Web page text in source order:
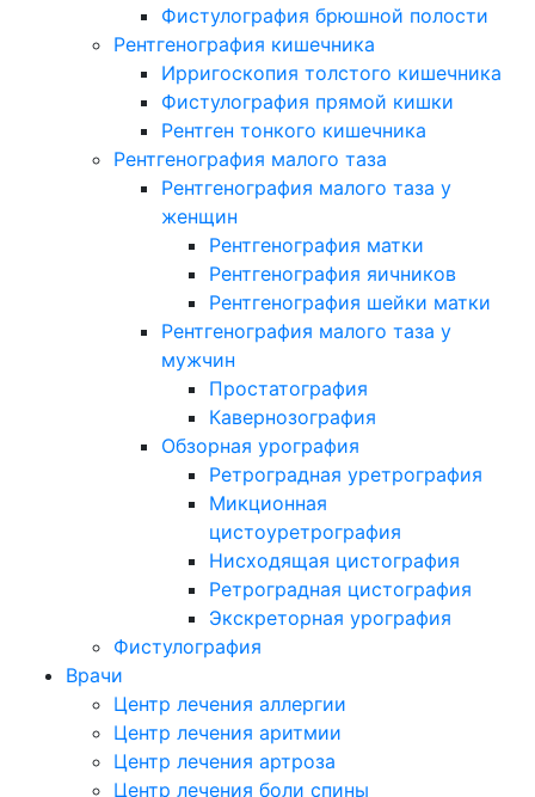
Фистулография брюшной полости
Рентгенография кишечника
Ирригоскопия толстого кишечника
Фистулография прямой кишки
Рентген тонкого кишечника
Рентгенография малого таза
Рентгенография малого таза у
женщин
Рентгенография матки
Рентгенография яичников
Рентгенография шейки матки
Рентгенография малого таза у
мужчин
Простатография
Кавернозография
Обзорная урография
Ретроградная уретрография
Микционная
цистоуретрография
Нисходящая цистография
Ретроградная цистография
Экскреторная урография
Фистулография
Врачи
Центр лечения аллергии
Центр лечения аритмии
Центр лечения артроза
Центр лечения боли спины